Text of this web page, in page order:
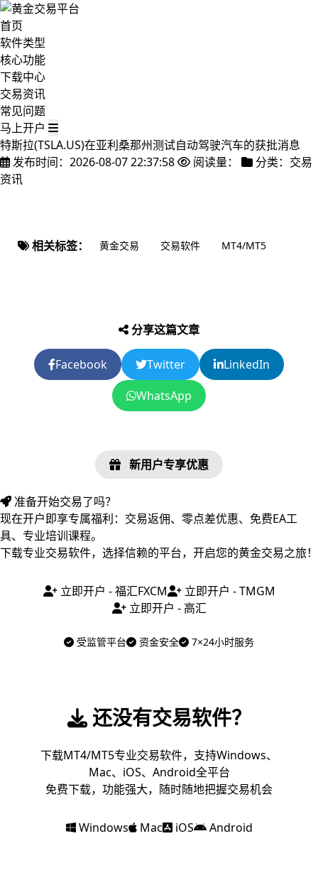
首页
软件类型
核心功能
下载中心
交易资讯
常见问题
马上开户
特斯拉(TSLA.US)在亚利桑那州测试自动驾驶汽车的获批消息
发布时间：2026-08-07 22:37:58
阅读量：
分类：交易
资讯
相关标签： 黄金交易 交易软件 MT4/MT5
分享这篇文章
Facebook Twitter
LinkedIn
WhatsApp
新用户专享优惠
准备开始交易了吗？
现在开户即享专属福利：交易返佣、零点差优惠、免费EA工
具、专业培训课程。
下载专业交易软件，选择信赖的平台，开启您的黄金交易之旅！
立即开户 - 福汇FXCM
立即开户 - TMGM
立即开户 - 高汇
受监管平台 资金安全 7×24小时服务
还没有交易软件？
下载MT4/MT5专业交易软件，支持Windows、
Mac、iOS、Android全平台
免费下载，功能强大，随时随地把握交易机会
Windows Mac iOS Android